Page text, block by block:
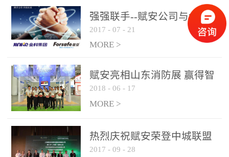
是针对这种高大空间建筑
物的消防设施、设备通过
现场图像的实时获取、预
处理和特征提取分析，实
现火焰的跟踪和识别。能
更早的进行预警，达到早
报早防的效果。 系统构
成示意图： 图像型火灾
和监控端两大部分组成。
两者之间通过以太网相
强强联手--赋安公司与金科
集团达成战略合作协议
2017 - 07 - 21
MORE >
赋安亮相山东消防展 赢得智
慧消防新荣耀
2018 - 06 - 17
MORE >
热烈庆祝赋安荣登中城联盟
联合采购战略合作平台
2017 - 09 - 28